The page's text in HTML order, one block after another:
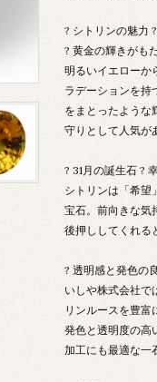
? シトリンの魅力 ?
? 黄金の輝きがも
明るいイエローか
ラデーションを持
をまとったような
守りとして人気が
? 31月の誕生石 ?
シトリンは「希望
宝石。前向きな気
後押ししてくれる
? 透明感と発色の
いしや株式会社で
リンルースを豊富
発色と透明度の高
加工にも最適な一